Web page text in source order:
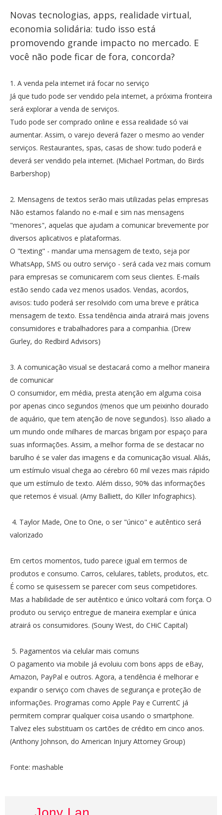
Novas tecnologias, apps, realidade virtual,
economia solidária: tudo isso está
promovendo grande impacto no mercado. E
você não pode ficar de fora, concorda?
1. A venda pela internet irá focar no serviço
Já que tudo pode ser vendido pela internet, a próxima fronteira
será explorar a venda de serviços.
Tudo pode ser comprado online e essa realidade só vai
aumentar. Assim, o varejo deverá fazer o mesmo ao vender
serviços. Restaurantes, spas, casas de show: tudo poderá e
deverá ser vendido pela internet. (Michael Portman, do Birds
Barbershop)
2. Mensagens de textos serão mais utilizadas pelas empresas
Não estamos falando no e-mail e sim nas mensagens
"menores", aquelas que ajudam a comunicar brevemente por
diversos aplicativos e plataformas.
O "texting" - mandar uma mensagem de texto, seja por
WhatsApp, SMS ou outro serviço - será cada vez mais comum
para empresas se comunicarem com seus clientes. E-mails
estão sendo cada vez menos usados. Vendas, acordos,
avisos: tudo poderá ser resolvido com uma breve e prática
mensagem de texto. Essa tendência ainda atrairá mais jovens
consumidores e trabalhadores para a companhia. (Drew
Gurley, do Redbird Advisors)
3. A comunicação visual se destacará como a melhor maneira
de comunicar
O consumidor, em média, presta atenção em alguma coisa
por apenas cinco segundos (menos que um peixinho dourado
de aquário, que tem atenção de nove segundos). Isso aliado a
um mundo onde milhares de marcas brigam por espaço para
suas informações. Assim, a melhor forma de se destacar no
barulho é se valer das imagens e da comunicação visual. Aliás,
um estímulo visual chega ao cérebro 60 mil vezes mais rápido
que um estímulo de texto. Além disso, 90% das informações
que retemos é visual. (Amy Balliett, do Killer Infographics).
4. Taylor Made, One to One, o ser "único" e autêntico será
valorizado
Em certos momentos, tudo parece igual em termos de
produtos e consumo. Carros, celulares, tablets, produtos, etc.
É como se quisessem se parecer com seus competidores.
Mas a habilidade de ser autêntico e único voltará com força. O
produto ou serviço entregue de maneira exemplar e única
atrairá os consumidores. (Souny West, do CHiC Capital)
5. Pagamentos via celular mais comuns
O pagamento via mobile já evoluiu com bons apps de eBay,
Amazon, PayPal e outros. Agora, a tendência é melhorar e
expandir o serviço com chaves de segurança e proteção de
informações. Programas como Apple Pay e CurrentC já
permitem comprar qualquer coisa usando o smartphone.
Talvez eles substituam os cartões de crédito em cinco anos.
(Anthony Johnson, do American Injury Attorney Group)
Fonte: mashable